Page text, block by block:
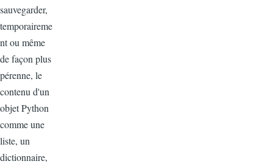
sauvegarder,
temporaireme
nt ou même
de façon plus
pérenne, le
contenu d'un
objet Python
comme une
liste, un
dictionnaire,